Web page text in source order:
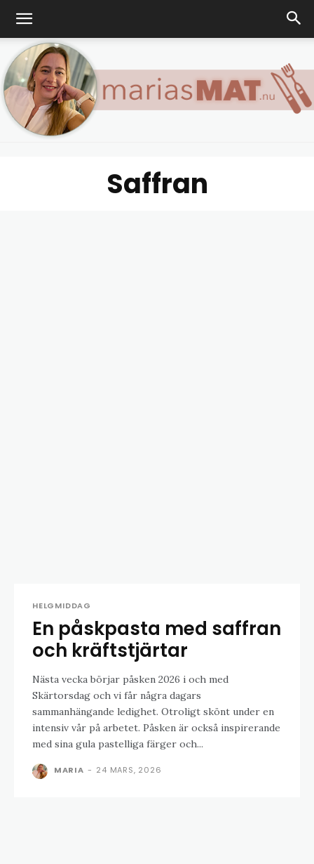
Marias
Saffran
HELGMIDDAG
En påskpasta med saffran
och kräftstjärtar
Nästa vecka börjar påsken 2026 i och med
Skärtorsdag och vi får några dagars
sammanhängande ledighet. Otroligt skönt under en
intensiv vår på arbetet. Påsken är också inspirerande
med sina gula pastelliga färger och...
MARIA - 24 MARS, 2026